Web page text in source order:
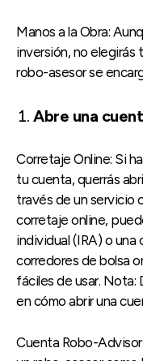
Manos a la Obra:
inversión, no elegirás
robo-asesor se
Abre una
Corretaje Online: Si
tu cuenta, querrás
través de un servicio
corretaje online,
individual (IRA) o
corredores de bolsa
fáciles de usar.
en cómo abrir una
Cuenta Robo-